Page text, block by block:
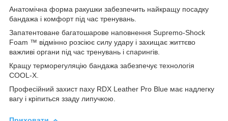
Анатомічна форма ракушки забезпечить найкращу посадку
бандажа і комфорт під час тренувань.
Запатентоване багатошарове наповнення Supremo-Shock
Foam ™ відмінно розсіює силу удару і захищає життєво
важливі органи під час тренувань і спарингів.
Кращу терморегуляцію бандажа забезпечує технологія
COOL-X.
Професійний захист паху RDX Leather Pro Blue має надлегку
вагу і кріпиться ззаду липучкою.